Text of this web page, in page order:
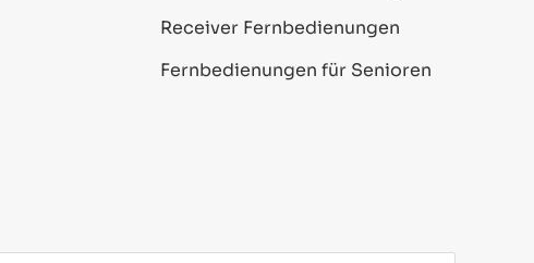
Receiver Fernbedienungen
Fernbedienungen für Senioren